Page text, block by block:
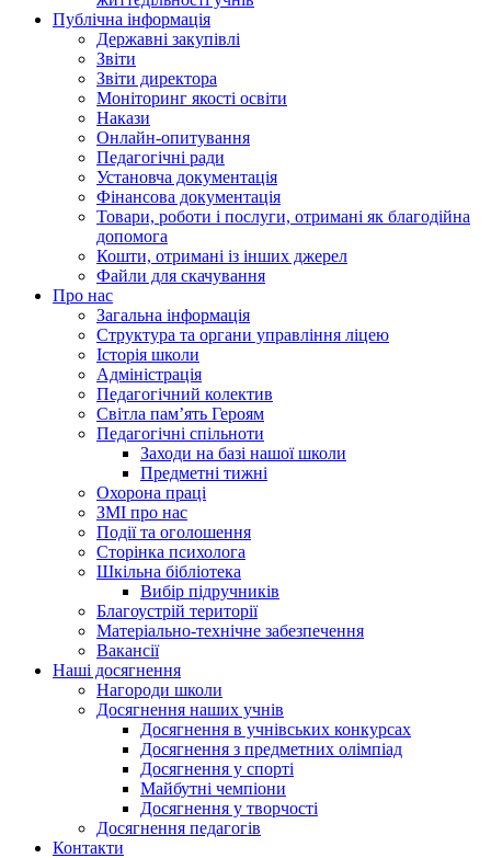
Публічна інформація
Державні закупівлі
Звіти
Звіти директора
Моніторинг якості освіти
Накази
Онлайн-опитування
Педагогічні ради
Установча документація
Фінансова документація
Товари, роботи і послуги, отримані як благодійна
допомога
Кошти, отримані із інших джерел
Файли для скачування
Про нас
Загальна інформація
Структура та органи управління ліцею
Історія школи
Адміністрація
Педагогічний колектив
Світла пам’ять Героям
Педагогічні спільноти
Заходи на базі нашої школи
Предметні тижні
Охорона праці
ЗМІ про нас
Події та оголошення
Сторінка психолога
Шкільна бібліотека
Вибір підручників
Благоустрій території
Матеріально-технічне забезпечення
Вакансії
Наші досягнення
Нагороди школи
Досягнення наших учнів
Досягнення в учнівських конкурсах
Досягнення з предметних олімпіад
Досягнення у спорті
Майбутні чемпіони
Досягнення у творчості
Досягнення педагогів
Контакти